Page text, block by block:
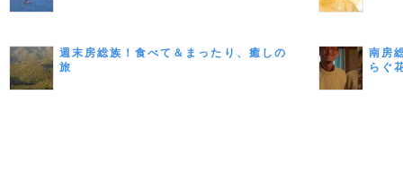
週末房総族！食べて＆まったり、癒しの
旅
南房
らぐ